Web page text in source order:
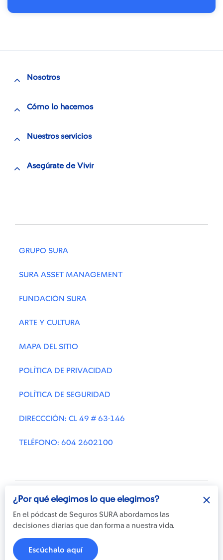
¿Por qué elegimos lo que elegimos?
En el pódcast de Seguros SURA abordamos las
decisiones diarias que dan forma a nuestra vida.
Escúchalo aquí
Nosotros
Cómo lo hacemos
Nuestros servicios
Asegúrate de Vivir
GRUPO SURA
SURA ASSET MANAGEMENT
FUNDACIÓN SURA
ARTE Y CULTURA
MAPA DEL SITIO
POLÍTICA DE PRIVACIDAD
POLÍTICA DE SEGURIDAD
DIRECCCIÓN: CL 49 # 63-146
TELÉFONO: 604 2602100
© Copyright Suramericana S.A.